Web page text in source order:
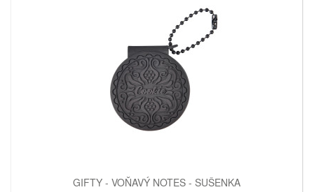
GIFTY - VOŇAVÝ NOTES - SUŠENKA